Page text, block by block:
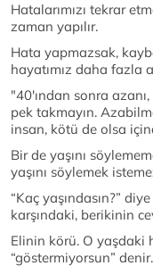
Hatalarımızı tekrar
zaman yapılır.
Hata yapmazsak,
hayatımız daha fazla
"40'ından sonra
pek takmayın.
insan, kötü de olsa
Bir de yaşını
yaşını söylemek
“Kaç yaşındasın?”
karşındaki, berikinin
Elinin körü. O yaşdaki
“göstermiyorsun” denir.